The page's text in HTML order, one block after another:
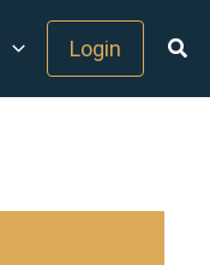
Login